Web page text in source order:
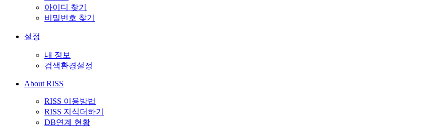
아이디 찾기
비밀번호 찾기
설정
내 정보
검색환경설정
About RISS
RISS 이용방법
RISS 지식더하기
DB연계 현황